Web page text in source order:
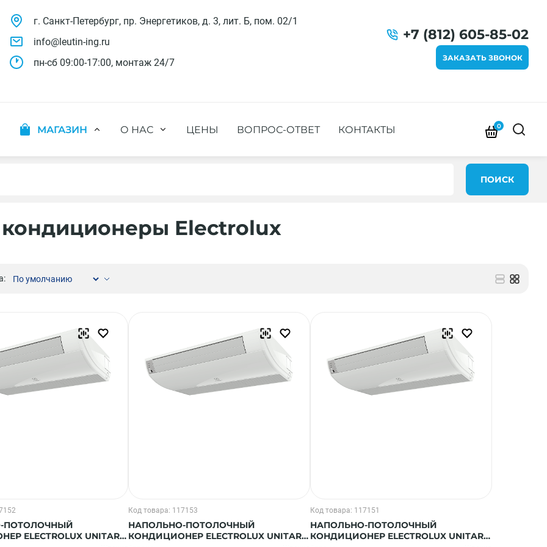
г. Санкт-Петербург, пр. Энергетиков, д. 3, лит. Б, пом. 02/1
info@leutin-ing.ru
пн-сб 09:00-17:00, монтаж 24/7
+7 (812) 605-85-02
ЗАКАЗАТЬ ЗВОНОК
МАГАЗИН
Канальные кондиционеры
Напольно-потолочные кондиционеры
Фанкойлы
Прецизионные кондиционеры
Расходные материалы монтажа
Инструменты монтажа
О НАС
Полезное видео
ЦЕНЫ ВОПРОС-ОТВЕТ КОНТАКТЫ 0
ПОИСК
Electrolux
ПОТОЛОЧНЫЙ
ELECTROLUX UNITARY
Код товара: 117153
НАПОЛЬНО-ПОТОЛОЧНЫЙ
КОНДИЦИОНЕР ELECTROLUX UNITARY
Код товара: 117151
НАПОЛЬНО-ПОТОЛОЧНЫЙ
КОНДИЦИОНЕР ELECTROLUX UNITARY